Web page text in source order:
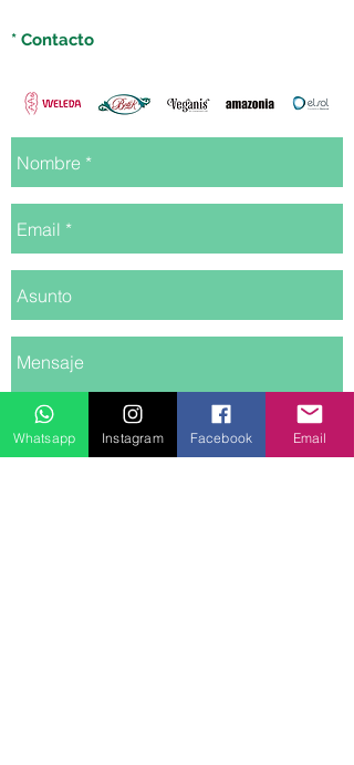
* Contacto
Whatsapp Instagram Facebook Email